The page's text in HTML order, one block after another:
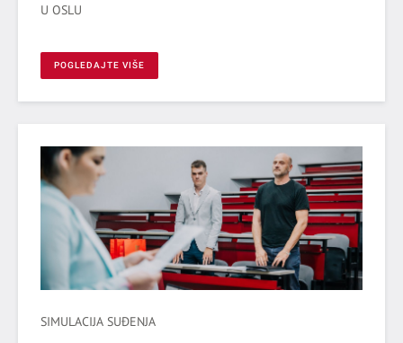
U OSLU
POGLEDAJTE VIŠE
SIMULACIJA SUĐENJA